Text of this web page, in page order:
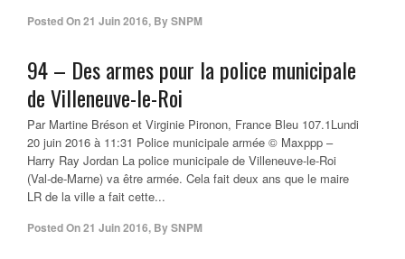
Posted On21 Juin 2016, BySNPM
94 – Des armes pour la police municipale
de Villeneuve-le-Roi
Par Martine Bréson et Virginie Pironon, France Bleu 107.1Lundi
20 juin 2016 à 11:31 Police municipale armée © Maxppp –
Harry Ray Jordan La police municipale de Villeneuve-le-Roi
(Val-de-Marne) va être armée. Cela fait deux ans que le maire
LR de la ville a fait cette...
Posted On21 Juin 2016, BySNPM